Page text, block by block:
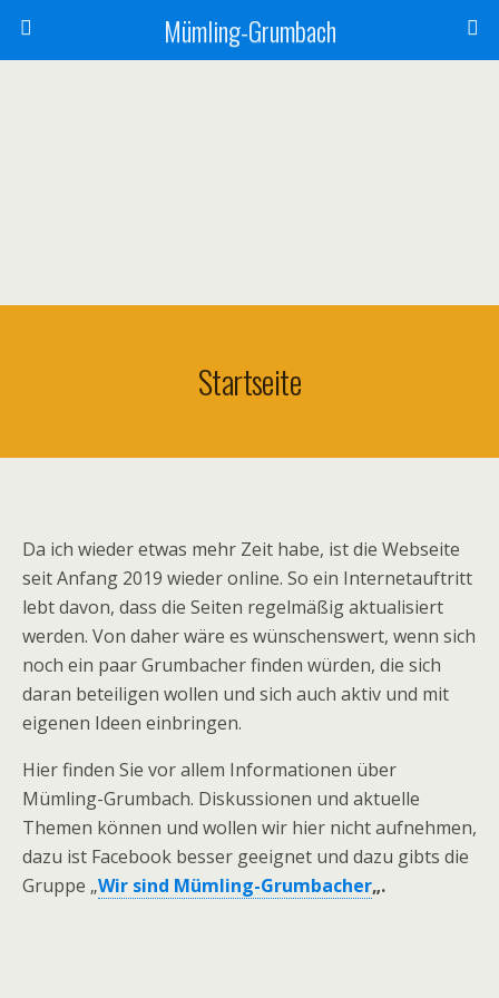
Mümling-Grumbach
Startseite
Da ich wieder etwas mehr Zeit habe, ist die Webseite
seit Anfang 2019 wieder online. So ein Internetauftritt
lebt davon, dass die Seiten regelmäßig aktualisiert
werden. Von daher wäre es wünschenswert, wenn sich
noch ein paar Grumbacher finden würden, die sich
daran beteiligen wollen und sich auch aktiv und mit
eigenen Ideen einbringen.
Hier finden Sie vor allem Informationen über
Mümling-Grumbach. Diskussionen und aktuelle
Themen können und wollen wir hier nicht aufnehmen,
dazu ist Facebook besser geeignet und dazu gibts die
Gruppe „Wir sind Mümling-Grumbacher„.